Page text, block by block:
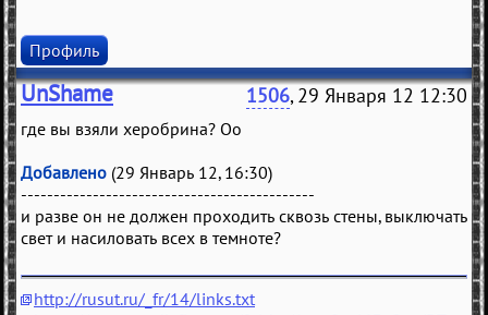
Профиль
UnShame 1506, 29 Января 12 12:30
где вы взяли херобрина? Oo
Добавлено (29 Январь 12, 16:30)
---------------------------------------------
и разве он не должен проходить сквозь стены, выключать
свет и насиловать всех в темноте?
http://rusut.ru/_fr/14/links.txt